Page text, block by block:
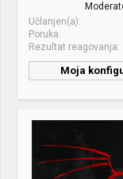
Sound:
PSU:
Optical drives:
Mice &
keyboard:
Učlanjen(a)
Poruka
Rezultat reagovanja
Moja
Name:
Motherboard: